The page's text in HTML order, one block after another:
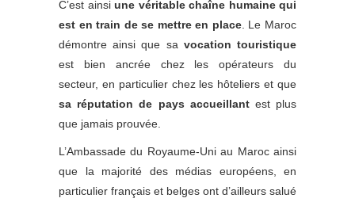
C’est ainsi une véritable chaîne humaine qui
est en train de se mettre en place. Le Maroc
démontre ainsi que sa vocation touristique
est bien ancrée chez les opérateurs du
secteur, en particulier chez les hôteliers et que
sa réputation de pays accueillantest plus
que jamais prouvée.
L’Ambassade du Royaume-Uni au Maroc ainsi
que la majorité des médias européens, en
particulier français et belges ont d’ailleurs salué